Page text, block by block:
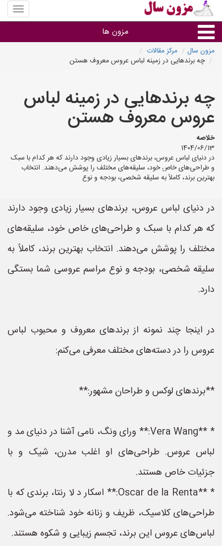
منوی
سایت
سال
مزون ها
گروه ها
استان ها
مزون سال
مرکز مقالات
چه برندهایی در زمینه لباس عروس معروف هستن
چه برندهایی در زمینه لباس
عروس معروف هستن
خلاصه
1404/06/13
در دنیای لباس عروس، برندهای بسیار زیادی وجود دارند که هر کدام با سبک
و طراحی‌های خاص خود، سلیقه‌های مختلف را پوشش می‌دهند. انتخاب
بهترین برند، کاملاً به سلیقه شخصی، بودجه و نوع
در دنیای لباس عروس، برندهای بسیار زیادی وجود دارند
که هر کدام با سبک و طراحی‌های خاص خود، سلیقه‌های
مختلف را پوشش می‌دهند. انتخاب بهترین برند، کاملاً به
سلیقه شخصی، بودجه و نوع مراسم عروسی شما بستگی
دارد.
در اینجا چند نمونه از برندهای معروف و محبوب لباس
عروس را در دسته‌های مختلف معرفی می‌کنم:
**برندهای لوکس و طراحان مشهور:**
* **Vera Wang:** ورای ونگ، نامی آشنا در دنیای مد و
لباس عروس. طراحی‌های او اغلب مدرن، شیک و با
جزئیات خاص هستند.
* **Oscar de la Renta:** اسکار د لا رنتا، برندی که با
طراحی‌های کلاسیک، ظریف و زنانه خود شناخته می‌شود.
لباس‌های عروس این برند، تجسم زیبایی و شکوه هستند.